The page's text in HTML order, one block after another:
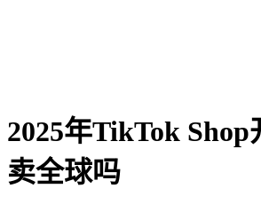
2025年TikTok Shop
卖全球吗